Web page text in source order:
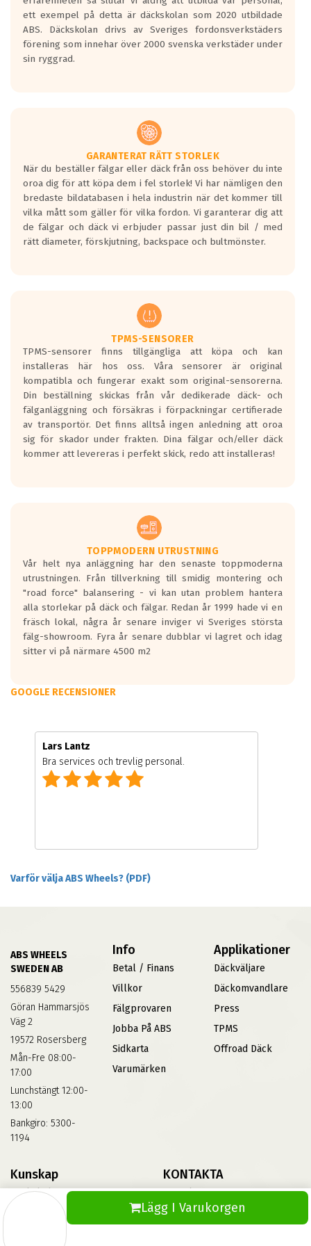
Lägg I Varukorgen
ett exempel på detta är däckskolan som 2020 utbildade
ABS. Däckskolan drivs av Sveriges fordonsverkstäders
förening som innehar över 2000 svenska verkstäder under
sin ryggrad.
GARANTERAT RÄTT STORLEK
När du beställer fälgar eller däck från oss behöver du inte
oroa dig för att köpa dem i fel storlek! Vi har nämligen den
bredaste bildatabasen i hela industrin när det kommer till
vilka mått som gäller för vilka fordon. Vi garanterar dig att
de fälgar och däck vi erbjuder passar just din bil / med
rätt diameter, förskjutning, backspace och bultmönster.
TPMS-SENSORER
TPMS-sensorer finns tillgängliga att köpa och kan
installeras här hos oss. Våra sensorer är original
kompatibla och fungerar exakt som original-sensorerna.
Din beställning skickas från vår dedikerade däck- och
fälganläggning och försäkras i förpackningar certifierade
av transportör. Det finns alltså ingen anledning att oroa
sig för skador under frakten. Dina fälgar och/eller däck
kommer att levereras i perfekt skick, redo att installeras!
TOPPMODERN UTRUSTNING
Vår helt nya anläggning har den senaste toppmoderna
utrustningen. Från tillverkning till smidig montering och
"road force" balansering - vi kan utan problem hantera
alla storlekar på däck och fälgar. Redan år 1999 hade vi en
fräsch lokal, några år senare inviger vi Sveriges största
fälg-showroom. Fyra år senare dubblar vi lagret och idag
sitter vi på närmare 4500 m2
GOOGLE RECENSIONER
Lars Lantz
Bra services och trevlig personal.
Varför välja ABS Wheels? (PDF)
ABS WHEELS
SWEDEN AB
556839 5429
Göran Hammarsjös
Väg 2
19572 Rosersberg
Mån-Fre 08:00-
17:00
Lunchstängt 12:00-
13:00
Bankgiro: 5300-
1194
Info
Betal / Finans
Villkor
Fälgprovaren
Jobba På ABS
Sidkarta
Varumärken
Applikationer
Däckväljare
Däckomvandlare
Press
TPMS
Offroad Däck
Kunskap
Däckskola
KONTAKTA
Kontakta Oss
Vinterdäck